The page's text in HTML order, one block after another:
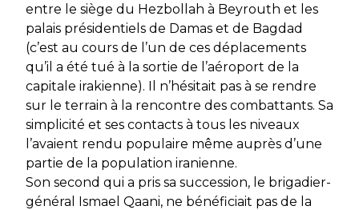
entre le siège du Hezbollah à Beyrouth et les
palais présidentiels de Damas et de Bagdad
(c’est au cours de l’un de ces déplacements
qu’il a été tué à la sortie de l’aéroport de la
capitale irakienne). Il n’hésitait pas à se rendre
sur le terrain à la rencontre des combattants. Sa
simplicité et ses contacts à tous les niveaux
l’avaient rendu populaire même auprès d’une
partie de la population iranienne.
Son second qui a pris sa succession, le brigadier-
général Ismael Qaani, ne bénéficiait pas de la